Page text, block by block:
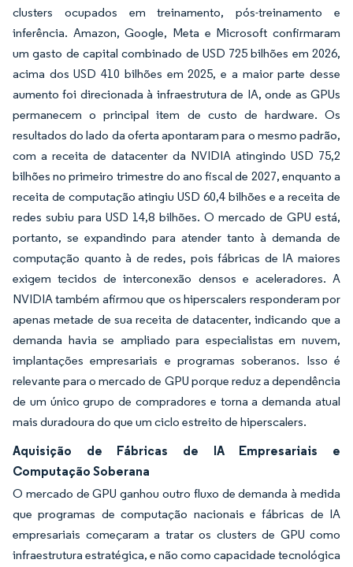
clusters ocupados em treinamento, pós-treinamento e
inferência. Amazon, Google, Meta e Microsoft confirmaram
um gasto de capital combinado de USD 725 bilhões em 2026,
acima dos USD 410 bilhões em 2025, e a maior parte desse
aumento foi direcionada à infraestrutura de IA, onde as GPUs
permanecem o principal item de custo de hardware. Os
resultados do lado da oferta apontaram para o mesmo padrão,
com a receita de datacenter da NVIDIA atingindo USD 75,2
bilhões no primeiro trimestre do ano fiscal de 2027, enquanto a
receita de computação atingiu USD 60,4 bilhões e a receita de
redes subiu para USD 14,8 bilhões. O mercado de GPU está,
portanto, se expandindo para atender tanto à demanda de
computação quanto à de redes, pois fábricas de IA maiores
exigem tecidos de interconexão densos e aceleradores. A
NVIDIA também afirmou que os hiperscalers responderam por
apenas metade de sua receita de datacenter, indicando que a
demanda havia se ampliado para especialistas em nuvem,
implantações empresariais e programas soberanos. Isso é
relevante para o mercado de GPU porque reduz a dependência
de um único grupo de compradores e torna a demanda atual
mais duradoura do que um ciclo estreito de hiperscalers.
Aquisição de Fábricas de IA Empresariais e
Computação Soberana
O mercado de GPU ganhou outro fluxo de demanda à medida
que programas de computação nacionais e fábricas de IA
empresariais começaram a tratar os clusters de GPU como
infraestrutura estratégica, e não como capacidade tecnológica